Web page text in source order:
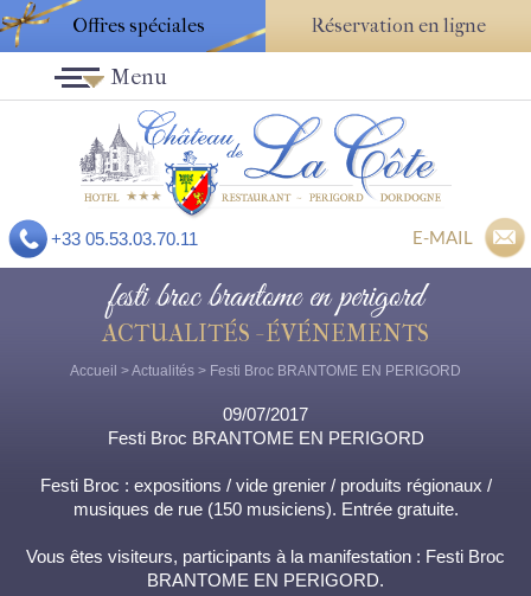
Offres spéciales Réservation en ligne
+33 05.53.03.70.11 E-MAIL
Menu
festi broc brantome en perigord
ACTUALITÉS - ÉVÉNEMENTS
Accueil >Actualités > Festi Broc BRANTOME EN PERIGORD
09/07/2017
Festi Broc BRANTOME EN PERIGORD
Festi Broc : expositions / vide grenier / produits régionaux /
musiques de rue (150 musiciens). Entrée gratuite.
Vous êtes visiteurs, participants à la manifestation : Festi Broc
BRANTOME EN PERIGORD.